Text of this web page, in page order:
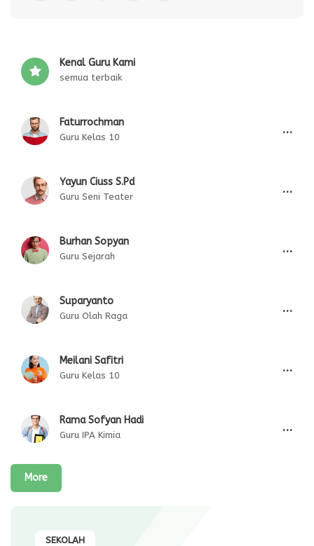
Kenal Guru Kami
semua terbaik
Faturrochman
Guru Kelas 10
...
Yayun Ciuss S.Pd
Guru Seni Teater
...
Burhan Sopyan
Guru Sejarah
...
Suparyanto
Guru Olah Raga
...
Meilani Safitri
Guru Kelas 10
...
Rama Sofyan Hadi
Guru IPA Kimia
...
More
SEKOLAH